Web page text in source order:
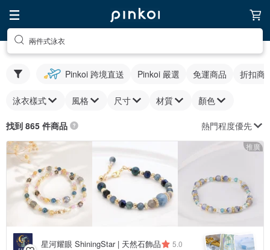
兩件式泳衣
Pinkoi 跨境直送 Pinkoi 嚴選 免運商品 折扣商
泳衣樣式 風格 尺寸 材質 顏色
找到 865 件商品 熱門程度優先
推廣
星河耀眼 ShiningStar | 天然石飾品 5.0